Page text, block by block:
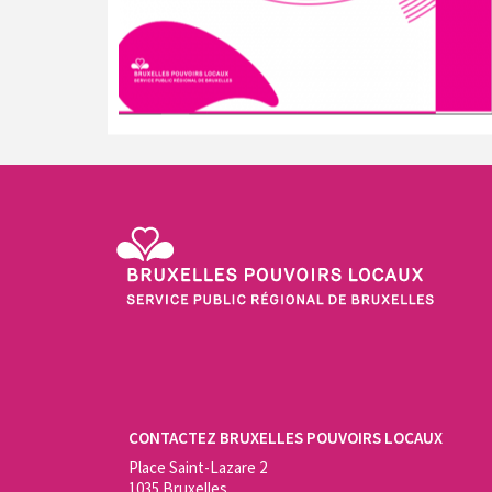
CONTACTEZ BRUXELLES POUVOIRS LOCAUX
Place Saint-Lazare 2
1035 Bruxelles